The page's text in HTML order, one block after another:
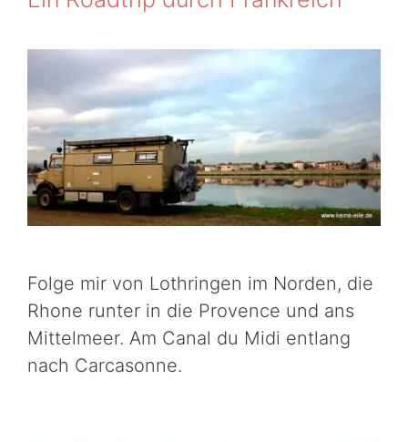
Folge mir von Lothringen im Norden, die
Rhone runter in die Provence und ans
Mittelmeer. Am Canal du Midi entlang
nach Carcasonne.